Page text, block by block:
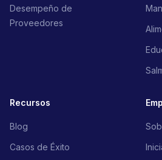
Desempeño de
Proveedores
Recursos
Blog
Casos de Éxito